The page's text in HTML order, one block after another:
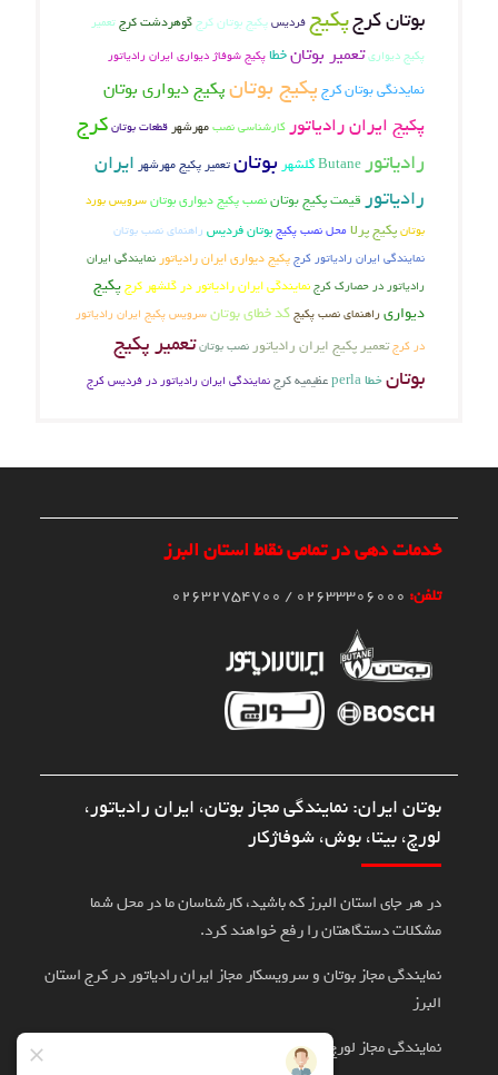
بوتان کرجپکیجفردیسپکیج بوتان کرجگوهردشت کرجتعمیر
پکیج دیواریتعمیر بوتانخطاپکیج شوفاژ دیواری ایران رادیاتور
نمایدنگی بوتان کرج پکیج بوتانپکیج دیواری بوتان
پکیج ایران رادیاتورکارشناسی نصبمهرشهر قطعات بوتان کرج
رادیاتورButaneگلشهر بوتانتعمیر پکیج مهرشهر ایران
رادیاتور قیمت پکیج بوتاننصب پکیج دیواری بوتان سرویس بورد
بوتان پکیج پرلامحل نصب پکیجبوتان فردیس راهنمای نصب بوتان
نمایندگی ایران رادیاتور کرجپکیج دیواری ایران رادیاتور نمایندگی ایران
رادیاتور در حصارک کرج نمایندگی ایران رادیاتور در گلشهر کرجپکیج
دیواری راهنمای نصب پکیجکد خطای بوتانسرویس پکیج ایران رادیاتور
در کرجتعمیر پکیج ایران رادیاتورنصب بوتانتعمیر پکیج
بوتانخطا perla عظیمیه کرجنمایندگی ایران رادیاتور در فردیس کرج
خدمات دهی در تمامی نقاط استان البرز
تلفن:
بوتان ایران: نمایندگی مجاز بوتان، ایران رادیاتور،
لورچ، بیتا، بوش، شوفاژکار
در هر جای استان البرز که باشید، کارشناسان ما در محل شما
مشکلات دستگاهتان را رفع خواهند کرد.
نمایندگی مجاز بوتان و سرویسکار مجاز ایران رادیاتور در کرج استان
البرز
نمایندگی مجاز لورچ، بوش، بیتا در کرج